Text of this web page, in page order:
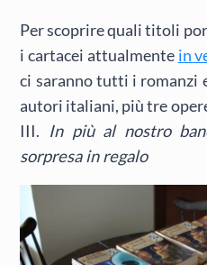
Per scoprire quali titoli
i cartacei attualmente in
ci saranno tutti i romanzi
autori italiani, più tre
III. In più al nostro
sorpresa in regalo